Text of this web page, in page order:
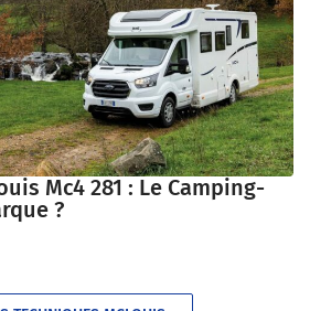
Mc4 281 : Le Camping-
?